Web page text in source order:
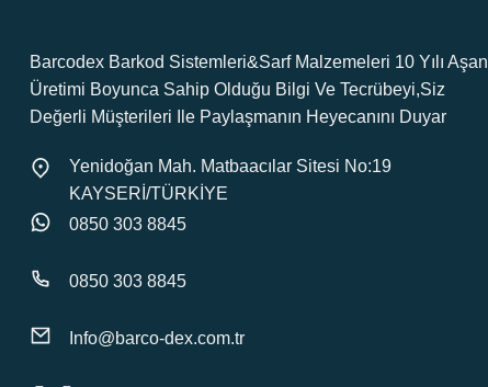
Barcodex Barkod Sistemleri&Sarf Malzemeleri 10 Yılı Aşan
Üretimi Boyunca Sahip Olduğu Bilgi Ve Tecrübeyi,Siz
Değerli Müşterileri Ile Paylaşmanın Heyecanını Duyar
Yenidoğan Mah. Matbaacılar Sitesi No:19
KAYSERİ/TÜRKİYE
0850 303 8845
0850 303 8845
Info@barco-dex.com.tr